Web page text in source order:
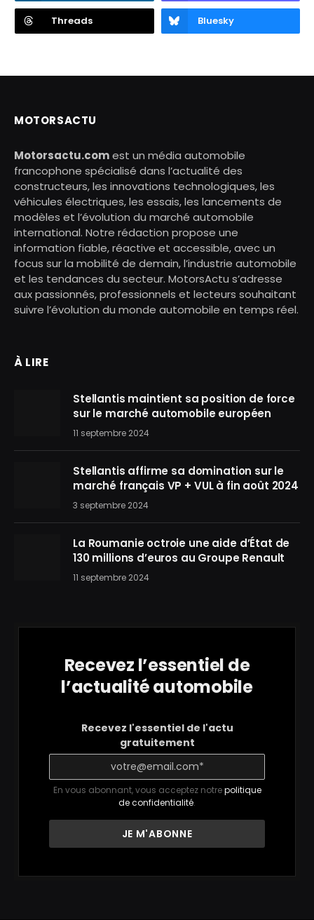
Threads Bluesky
MOTORSACTU
Motorsactu.comest un média automobile
francophone spécialisé dans l’actualité des
constructeurs, les innovations technologiques, les
véhicules électriques, les essais, les lancements de
modèles et l’évolution du marché automobile
international. Notre rédaction propose une
information fiable, réactive et accessible, avec un
focus sur la mobilité de demain, l’industrie automobile
et les tendances du secteur. MotorsActu s’adresse
aux passionnés, professionnels et lecteurs souhaitant
suivre l’évolution du monde automobile en temps réel.
À LIRE
Stellantis maintient sa position de force
sur le marché automobile européen
11 septembre 2024
Stellantis affirme sa domination sur le
marché français VP + VUL à fin août 2024
3 septembre 2024
La Roumanie octroie une aide d’État de
130 millions d’euros au Groupe Renault
11 septembre 2024
Recevez l’essentiel de
l’actualité automobile
Recevez l'essentiel de l'actu
gratuitement
En vous abonnant, vous acceptez notrepolitique
de confidentialité.